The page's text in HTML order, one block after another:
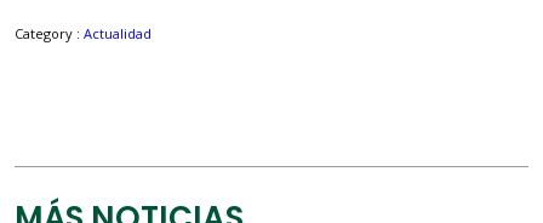
Category : Actualidad